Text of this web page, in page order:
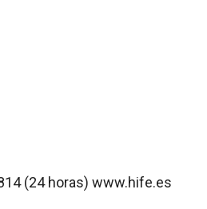
(24 horas) www.hife.es